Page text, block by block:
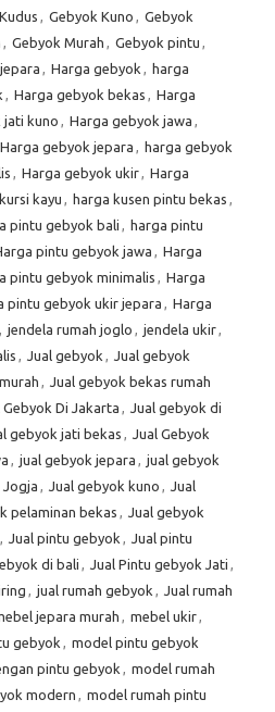
, Gebyok Kuno , Gebyok
, Gebyok Murah , Gebyok pintu ,
, Harga gebyok , harga
, Harga gebyok bekas , Harga
jati kuno , Harga gebyok jawa ,
Harga gebyok jepara , harga gebyok
, Harga gebyok ukir, Harga
kayu , harga kusen pintu bekas ,
pintu gebyok bali , harga pintu
pintu gebyok jawa , Harga
pintu gebyok minimalis , Harga
pintu gebyok ukir jepara , Harga
, jendela rumah joglo , jendela ukir,
, Jual gebyok , Jual gebyok
, Jual gebyok bekas rumah
Gebyok Di Jakarta , Jual gebyok di
gebyok jati bekas , Jual Gebyok
, jual gebyok jepara , jual gebyok
Jogja , Jual gebyok kuno , Jual
pelaminan bekas , Jual gebyok
, Jual pintu gebyok , Jual pintu
di bali , Jual Pintu gebyok Jati ,
, jual rumah gebyok , Jual rumah
jepara murah , mebel ukir,
gebyok , model pintu gebyok
pintu gebyok , model rumah
modern , model rumah pintu